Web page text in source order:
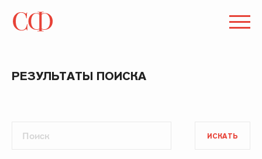
РЕЗУЛЬТАТЫ ПОИСКА
ИСКАТЬ